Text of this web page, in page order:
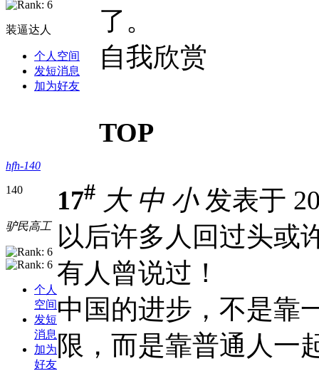
装逼达人
个人空间
发短消息
加为好友
了。
自我欣赏
TOP
hfh-140
140
驴民高工
个人
空间
发短
消息
加为
好友
17# 大 中 小发表于
以后许多人回过头或
有人曾说过！
中国的进步，不是靠
限，而是靠普通人一